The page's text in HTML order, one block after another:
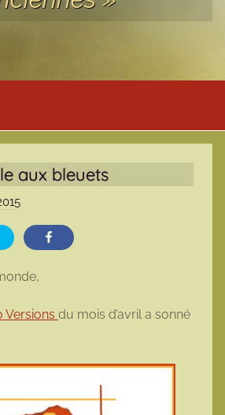
aux bleuets
r
a
m
t
Versions du mois d’avril a sonné